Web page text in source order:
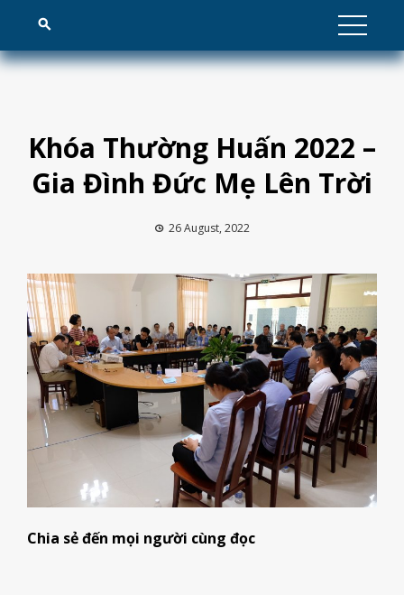
Skip
Khóa Thường Huấn 2022 –
Gia Đình Đức Mẹ Lên Trời
26 August, 2022
Chia sẻ đến mọi người cùng đọc